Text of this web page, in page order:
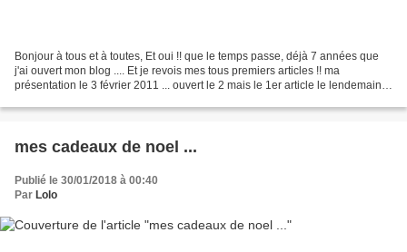
Bonjour à tous et à toutes, Et oui !! que le temps passe, déjà 7 années que
j'ai ouvert mon blog .... Et je revois mes tous premiers articles !! ma
présentation le 3 février 2011 ... ouvert le 2 mais le 1er article le lendemain ...
mes cadeaux de noel ...
Publié le 30/01/2018 à 00:40
Par Lolo